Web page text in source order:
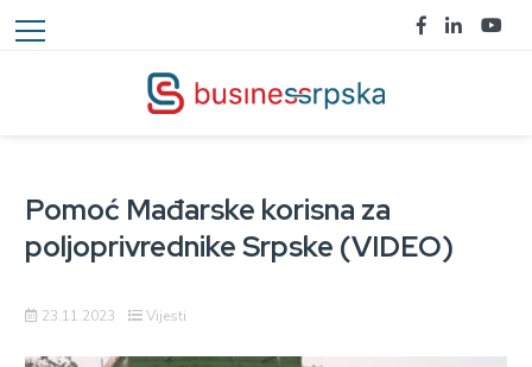
Pomoć Mađarske korisna za
poljoprivrednike Srpske (VIDEO)
23.11.2023 Vijesti